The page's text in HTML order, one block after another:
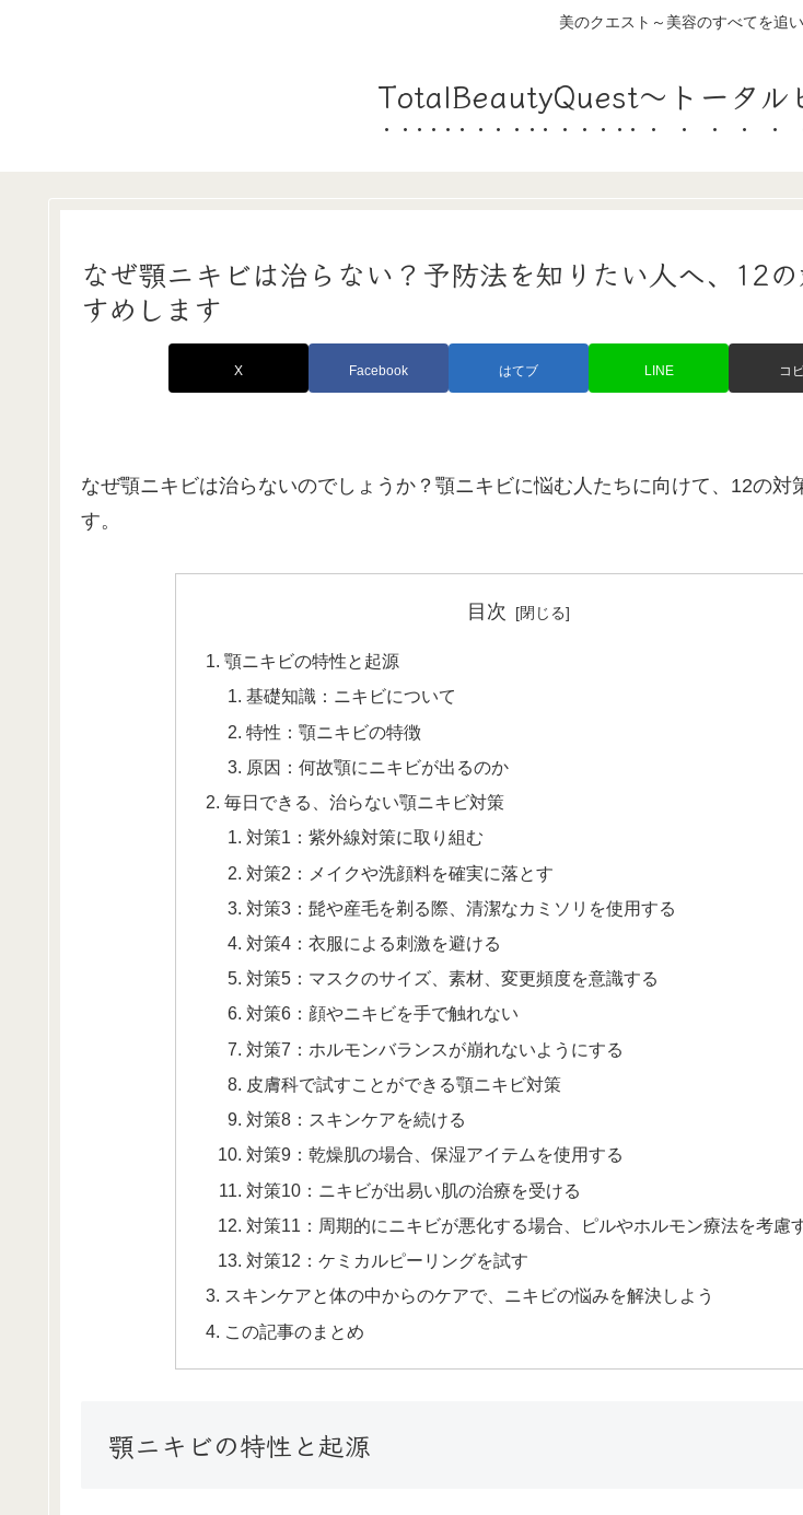
美のクエスト～美容のすべてを追
TotalBeautyQuest～トータル
なぜ顎ニキビは治らない？予防法を知りたい人へ、12
すめします
X Facebook はてブ LINE コ
なぜ顎ニキビは治らないのでしょうか？顎ニキビに悩む人たちに向けて、12の対
す。
目次
顎ニキビの特性と起源
基礎知識：ニキビについて
特性：顎ニキビの特徴
原因：何故顎にニキビが出るのか
毎日できる、治らない顎ニキビ対策
対策1：紫外線対策に取り組む
対策2：メイクや洗顔料を確実に落とす
対策3：髭や産毛を剃る際、清潔なカミソリを使用する
対策4：衣服による刺激を避ける
対策5：マスクのサイズ、素材、変更頻度を意識する
対策6：顔やニキビを手で触れない
対策7：ホルモンバランスが崩れないようにする
皮膚科で試すことができる顎ニキビ対策
対策8：スキンケアを続ける
対策9：乾燥肌の場合、保湿アイテムを使用する
対策10：ニキビが出易い肌の治療を受ける
対策11：周期的にニキビが悪化する場合、ピルやホルモン療法を考慮
対策12：ケミカルピーリングを試す
スキンケアと体の中からのケアで、ニキビの悩みを解決しよう
この記事のまとめ
顎ニキビの特性と起源